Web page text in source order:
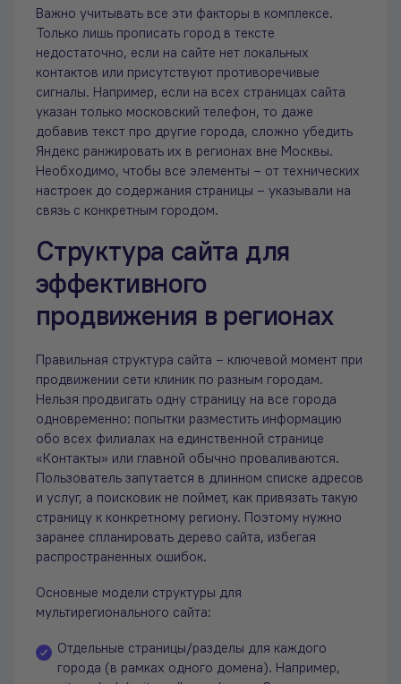
Важно учитывать все эти факторы в комплексе.
Только лишь прописать город в тексте
недостаточно, если на сайте нет локальных
контактов или присутствуют противоречивые
сигналы. Например, если на всех страницах сайта
указан только московский телефон, то даже
добавив текст про другие города, сложно убедить
Яндекс ранжировать их в регионах вне Москвы.
Необходимо, чтобы все элементы – от технических
настроек до содержания страницы – указывали на
связь с конкретным городом.
Структура сайта для
эффективного
продвижения в регионах
Правильная структура сайта – ключевой момент при
продвижении сети клиник по разным городам.
Нельзя продвигать одну страницу на все города
одновременно: попытки разместить информацию
обо всех филиалах на единственной странице
«Контакты» или главной обычно проваливаются.
Пользователь запутается в длинном списке адресов
и услуг, а поисковик не поймет, как привязать такую
страницу к конкретному региону. Поэтому нужно
заранее спланировать дерево сайта, избегая
распространенных ошибок.
Основные модели структуры для
мультирегионального сайта:
Отдельные страницы/разделы для каждого
города (в рамках одного домена). Например,